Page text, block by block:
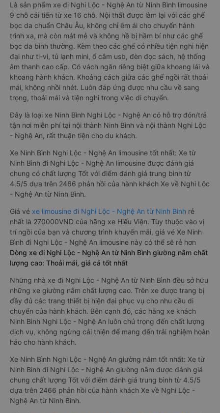
Là sản phẩm xe đi Nghi Lộc - Nghệ An từ Ninh Bình limousine
9 chỗ cải tiến từ xe 16 chỗ. Nội thất được làm lại với các ghế
bọc da chuẩn Châu Âu, không chỉ êm ái cho chuyến hành
trình xa, mà còn mát mẻ và không hề bị hầm bí như các ghế
bọc da bình thường. Kèm theo các ghế có nhiều tiện nghi hiện
đại như ti-vi, tủ lạnh mini, ổ cắm usb, đèn đọc sách, hệ thống
âm thanh cao cấp. Có vách ngăn riêng biệt giữa khoang lái và
khoang hành khách. Khoảng cách giữa các ghế ngồi rất thoải
mái, không nhồi nhét. Luôn đáp ứng được nhu cầu về sang
trọng, thoải mái và tiện nghi trong việc di chuyển.
Đây là loại xe Ninh Bình Nghi Lộc - Nghệ An có hỗ trợ đón/trả
tận nơi miễn phí tại nội thành Ninh Bình và nội thành Nghi Lộc
- Nghệ An, rất thuận tiện cho du khách.
Xe Ninh Bình Nghi Lộc - Nghệ An limousine tốt nhất: Xe từ
Ninh Bình đi Nghi Lộc - Nghệ An limousine được đánh giá
chung có chất lượng Tốt với điểm đánh giá trung bình từ
4.5/5 dựa trên 2466 phản hồi của hành khách Xe về Nghi Lộc
- Nghệ An từ Ninh Bình.
Giá vé xe limousine đi Nghi Lộc - Nghệ An từ Ninh Bình rẻ
nhất là 270000VND của hãng xe Hiếu Viện. Tùy thuộc vào vị
trí ngồi của bạn và chương trình khuyến mãi, giá vé Xe Ninh
Bình đi Nghi Lộc - Nghệ An limousine này có thể sẽ rẻ hơn
Dòng xe đi Nghi Lộc - Nghệ An từ Ninh Bình giường nằm chất
lượng cao: Thoải mái, giá cả tốt nhất
Những nhà xe đi Nghi Lộc - Nghệ An từ Ninh Bình đều sở hữu
những xe giường nằm chất lượng cao. Trên xe được trang bị
đầy đủ các trang thiết bị hiện đại phục vụ cho nhu cầu di
chuyển của hành khách. Bên cạnh đó, các hãng xe khách
Ninh Bình Nghi Lộc - Nghệ An luôn chú trọng đến chất lượng
dịch vụ, không ngừng cải thiện để mang đến trải nghiệm hoàn
hảo cho hành khách.
Xe Ninh Bình Nghi Lộc - Nghệ An giường nằm tốt nhất: Xe từ
Ninh Bình đi Nghi Lộc - Nghệ An giường nằm được đánh giá
chung chất lượng Tốt với điểm đánh giá trung bình từ 4.5/5
dựa trên 2466 phản hồi của hành khách Xe về Nghi Lộc -
Nghệ An từ Ninh Bình.